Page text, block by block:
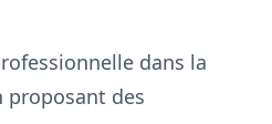
dans la
proposant des